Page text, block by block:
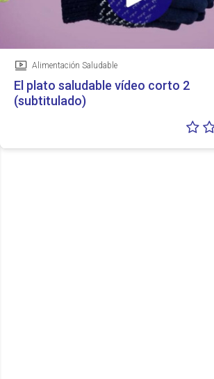
Vídeo
Alimentación Saludable
El plato saludable vídeo corto 2
(subtitulado)